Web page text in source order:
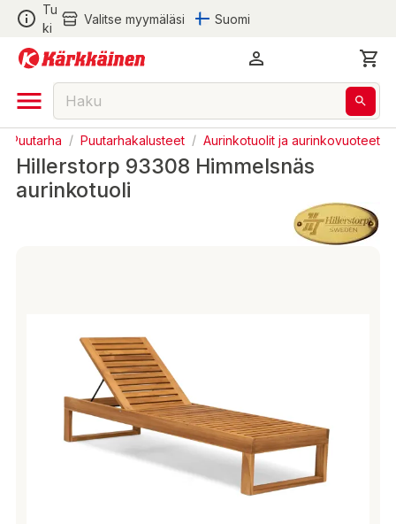
Tu
ki
Valitse myymäläsi Suomi
Puutarha / Puutarhakalusteet / Aurinkotuolit ja aurinkovuoteet
Hillerstorp 93308 Himmelsnäs
aurinkotuoli